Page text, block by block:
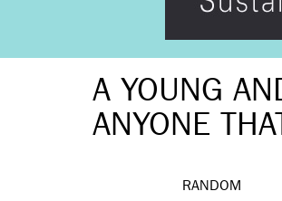
A YOUNG
ANYONE
RANDOM